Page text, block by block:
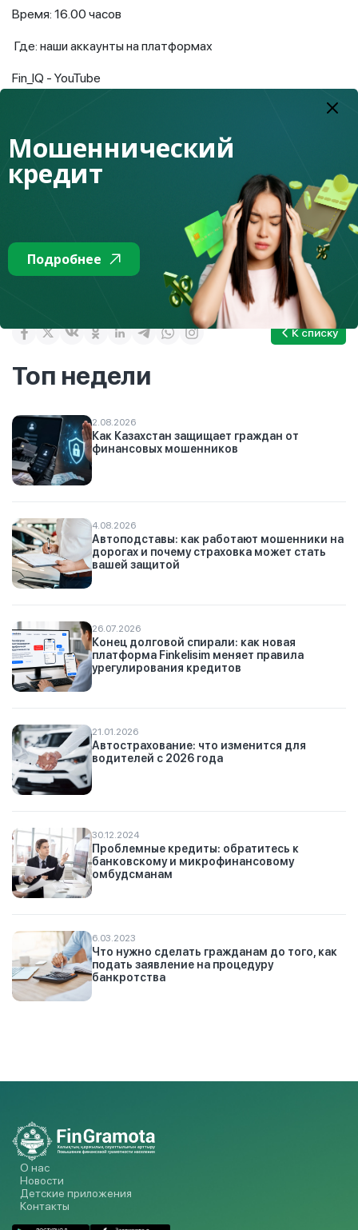
Время: 16.00 часов
Где: наши аккаунты на платформах
Fin_IQ - YouTube
Fin_IQ.kz - Instagram
✔️ Fin_IQ_kz - Facebook
Повышайте свою финансовую грамотность вместе с нами
и подписывайтесь на наш аккаунт!
К списку
Топ недели
2.08.2026
Как Казахстан защищает граждан от
финансовых мошенников
4.08.2026
Автоподставы: как работают мошенники на
дорогах и почему страховка может стать
вашей защитой
26.07.2026
Конец долговой спирали: как новая
платформа Finkelisim меняет правила
урегулирования кредитов
21.01.2026
Автострахование: что изменится для
водителей с 2026 года
30.12.2024
Проблемные кредиты: обратитесь к
банковскому и микрофинансовому
омбудсманам
6.03.2023
Что нужно сделать гражданам до того, как
подать заявление на процедуру
банкротства
О нас
Новости
Детские приложения
Контакты
Мошеннический
кредит
Подробнее